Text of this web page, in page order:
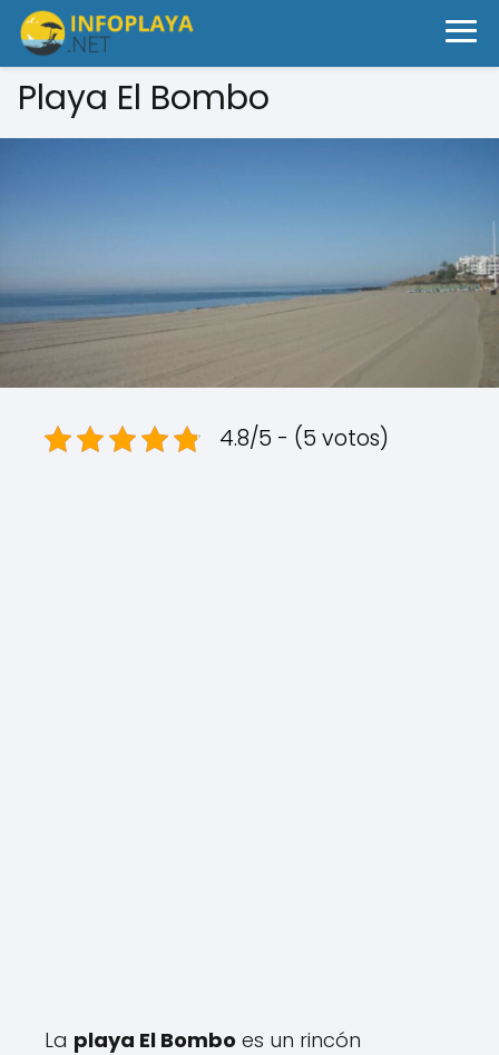
Playa El Bombo
4.8/5 - (5 votos)
La playa El Bombo es un rincón